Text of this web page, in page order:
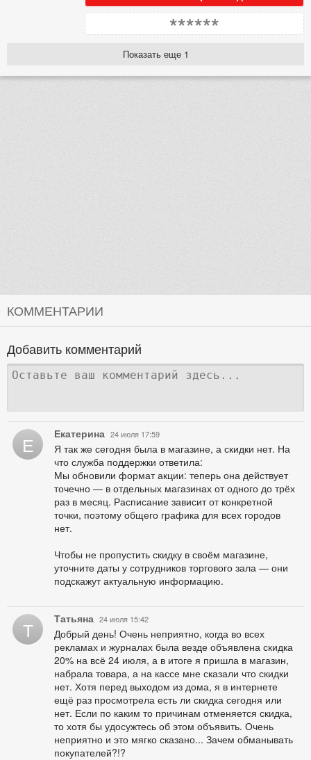
******
Показать еще 1
КОММЕНТАРИИ
Добавить комментарий
Е Екатерина 24 июля 17:59
Я так же сегодня была в магазине, а скидки нет. На
что служба поддержки ответила:
Мы обновили формат акции: теперь она действует
точечно — в отдельных магазинах от одного до трёх
раз в месяц. Расписание зависит от конкретной
точки, поэтому общего графика для всех городов
нет.
Чтобы не пропустить скидку в своём магазине,
уточните даты у сотрудников торгового зала — они
подскажут актуальную информацию.
Т Татьяна 24 июля 15:42
Добрый день! Очень неприятно, когда во всех
рекламах и журналах была везде объявлена скидка
20% на всё 24 июля, а в итоге я пришла в магазин,
набрала товара, а на кассе мне сказали что скидки
нет. Хотя перед выходом из дома, я в интернете
ещё раз просмотрела есть ли скидка сегодня или
нет. Если по каким то причинам отменяется скидка,
то хотя бы удосужтесь об этом объявить. Очень
неприятно и это мягко сказано... Зачем обманывать
покупателей?!?